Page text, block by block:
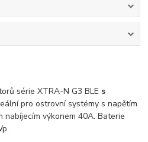
série XTRA-N G3 BLE s
pro ostrovní systémy s napětím
nabíjecím výkonem 40A. Baterie